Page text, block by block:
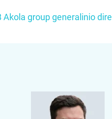
Akola group generalinio